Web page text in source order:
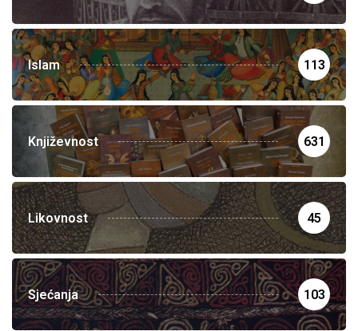
Islam 113
Književnost 631
Likovnost 45
Sjećanja 103